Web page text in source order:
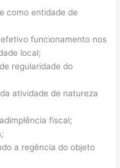
como entidade de
funcionamento nos
local;
regularidade do
atividade de natureza
fiscal;
a regência do objeto